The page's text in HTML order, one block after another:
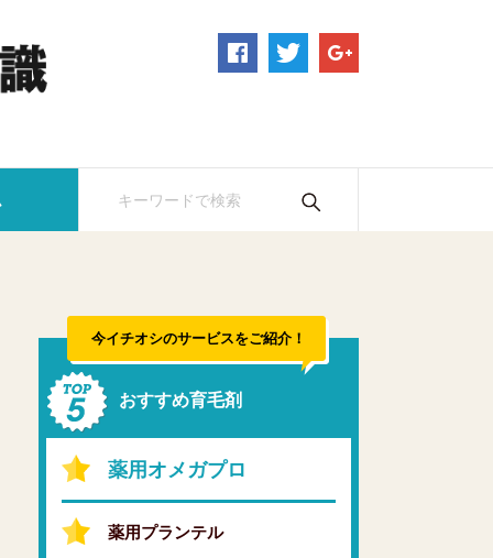
今イチオシのサービスをご紹介！
おすすめ育毛剤
薬用オメガプロ
薬用プランテル